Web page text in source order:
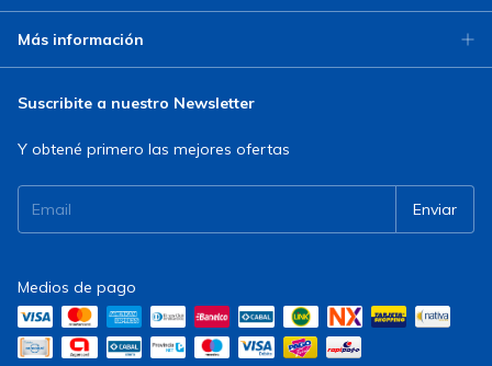
Más información
Suscribite a nuestro Newsletter
Y obtené primero las mejores ofertas
Medios de pago